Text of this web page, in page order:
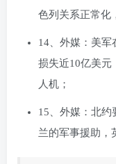
色列关系正常化
14、外媒：美军
损失近10亿美元
人机；
15、外媒：北约
兰的军事援助，